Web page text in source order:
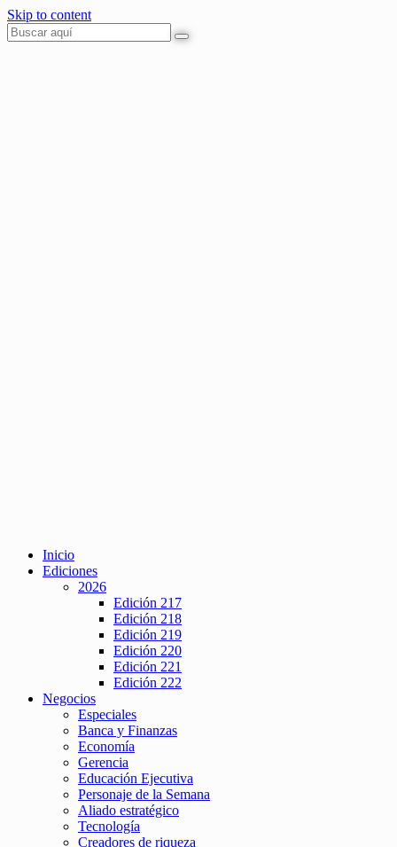
Skip to content
Inicio
Ediciones
2026
Edición 217
Edición 218
Edición 219
Edición 220
Edición 221
Edición 222
Negocios
Especiales
Banca y Finanzas
Economía
Gerencia
Educación Ejecutiva
Personaje de la Semana
Aliado estratégico
Tecnología
Creadores de riqueza